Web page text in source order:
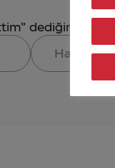
dediğin
Hayır